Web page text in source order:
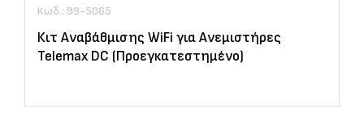
Κωδ.: 99-5065
Κιτ Αναβάθμισης WiFi για Ανεμιστήρες
Telemax DC (Προεγκατεστημένο)